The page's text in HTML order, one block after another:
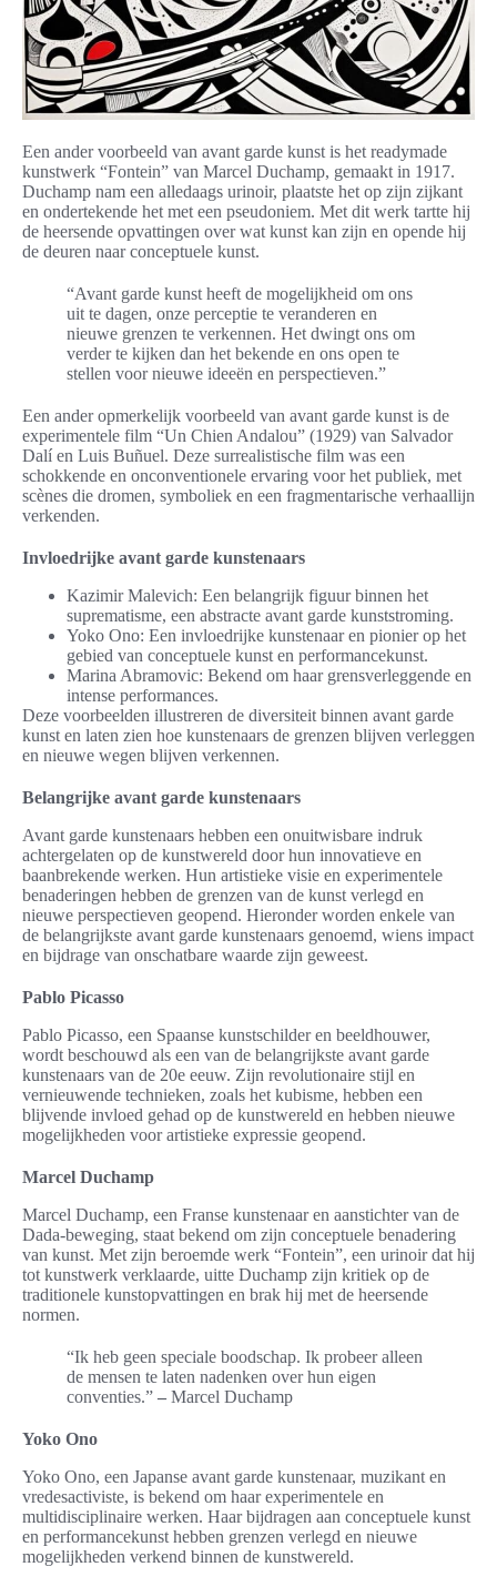
Een ander voorbeeld van avant garde kunst is het readymade
kunstwerk “Fontein” van Marcel Duchamp, gemaakt in 1917.
Duchamp nam een alledaags urinoir, plaatste het op zijn zijkant
en ondertekende het met een pseudoniem. Met dit werk tartte hij
de heersende opvattingen over wat kunst kan zijn en opende hij
de deuren naar conceptuele kunst.
“Avant garde kunst heeft de mogelijkheid om ons
uit te dagen, onze perceptie te veranderen en
nieuwe grenzen te verkennen. Het dwingt ons om
verder te kijken dan het bekende en ons open te
stellen voor nieuwe ideeën en perspectieven.”
Een ander opmerkelijk voorbeeld van avant garde kunst is de
experimentele film “Un Chien Andalou” (1929) van Salvador
Dalí en Luis Buñuel. Deze surrealistische film was een
schokkende en onconventionele ervaring voor het publiek, met
scènes die dromen, symboliek en een fragmentarische verhaallijn
verkenden.
Invloedrijke avant garde kunstenaars
Kazimir Malevich: Een belangrijk figuur binnen het
suprematisme, een abstracte avant garde kunststroming.
Yoko Ono: Een invloedrijke kunstenaar en pionier op het
gebied van conceptuele kunst en performancekunst.
Marina Abramovic: Bekend om haar grensverleggende en
intense performances.
Deze voorbeelden illustreren de diversiteit binnen avant garde
kunst en laten zien hoe kunstenaars de grenzen blijven verleggen
en nieuwe wegen blijven verkennen.
Belangrijke avant garde kunstenaars
Avant garde kunstenaars hebben een onuitwisbare indruk
achtergelaten op de kunstwereld door hun innovatieve en
baanbrekende werken. Hun artistieke visie en experimentele
benaderingen hebben de grenzen van de kunst verlegd en
nieuwe perspectieven geopend. Hieronder worden enkele van
de belangrijkste avant garde kunstenaars genoemd, wiens impact
en bijdrage van onschatbare waarde zijn geweest.
Pablo Picasso
Pablo Picasso, een Spaanse kunstschilder en beeldhouwer,
wordt beschouwd als een van de belangrijkste avant garde
kunstenaars van de 20e eeuw. Zijn revolutionaire stijl en
vernieuwende technieken, zoals het kubisme, hebben een
blijvende invloed gehad op de kunstwereld en hebben nieuwe
mogelijkheden voor artistieke expressie geopend.
Marcel Duchamp
Marcel Duchamp, een Franse kunstenaar en aanstichter van de
Dada-beweging, staat bekend om zijn conceptuele benadering
van kunst. Met zijn beroemde werk “Fontein”, een urinoir dat hij
tot kunstwerk verklaarde, uitte Duchamp zijn kritiek op de
traditionele kunstopvattingen en brak hij met de heersende
normen.
“Ik heb geen speciale boodschap. Ik probeer alleen
de mensen te laten nadenken over hun eigen
conventies.” – Marcel Duchamp
Yoko Ono
Yoko Ono, een Japanse avant garde kunstenaar, muzikant en
vredesactiviste, is bekend om haar experimentele en
multidisciplinaire werken. Haar bijdragen aan conceptuele kunst
en performancekunst hebben grenzen verlegd en nieuwe
mogelijkheden verkend binnen de kunstwereld.